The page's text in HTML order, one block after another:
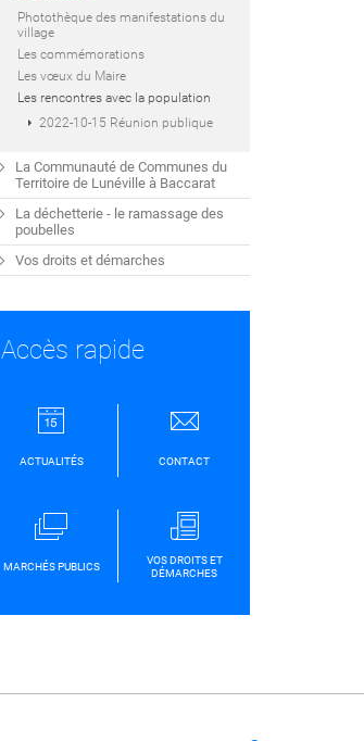
Photothèque des manifestations du
village
Les commémorations
Les vœux du Maire
Les rencontres avec la population
2022-10-15 Réunion publique
La Communauté de Communes du
Territoire de Lunéville à Baccarat
La déchetterie - le ramassage des
poubelles
Vos droits et démarches
Accès rapide
ACTUALITÉS CONTACT
MARCHÉS PUBLICS
VOS DROITS ET
DÉMARCHES